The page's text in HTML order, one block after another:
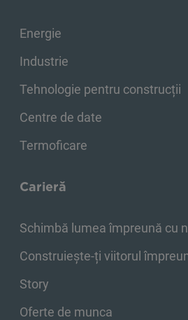
Energie
Industrie
Tehnologie pentru construcții
Centre de date
Termoficare
Carieră
Schimbă lumea împreună cu
Construiește-ți viitorul
Story
Oferte de munca